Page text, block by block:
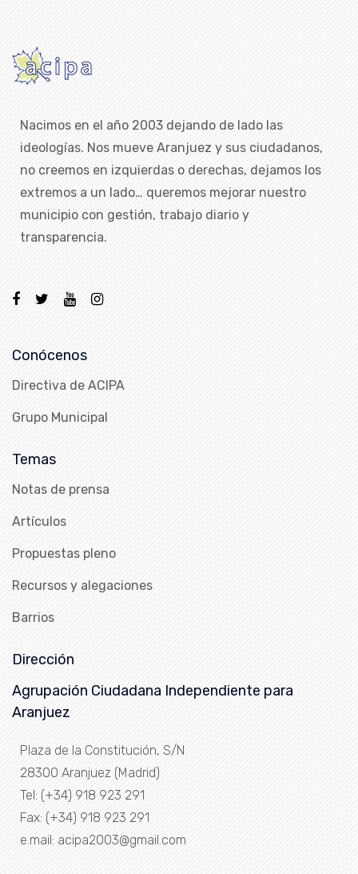
Nacimos en el año 2003 dejando de lado las
ideologías. Nos mueve Aranjuez y sus ciudadanos,
no creemos en izquierdas o derechas, dejamos los
extremos a un lado… queremos mejorar nuestro
municipio con gestión, trabajo diario y
transparencia.
Conócenos
Directiva de ACIPA
Grupo Municipal
Temas
Notas de prensa
Artículos
Propuestas pleno
Recursos y alegaciones
Barrios
Dirección
Agrupación Ciudadana Independiente para
Aranjuez
Plaza de la Constitución, S/N
28300 Aranjuez (Madrid)
Tel: (+34) 918 923 291
Fax: (+34) 918 923 291
e.mail: acipa2003@gmail.com